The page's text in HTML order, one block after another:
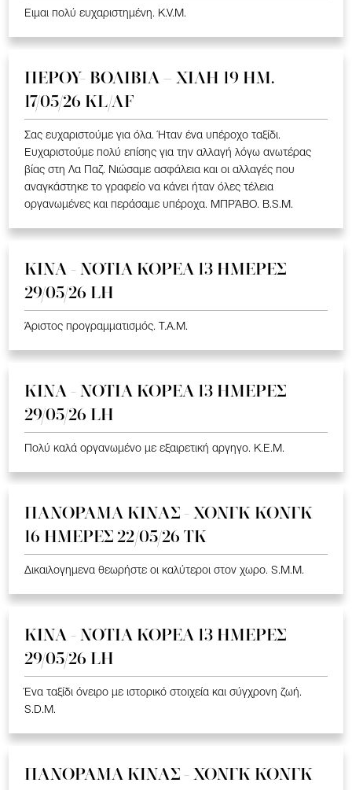
Ειμαι πολύ ευχαριστημένη. K.V.M.
ΠΕΡΟΥ- ΒΟΛΙΒΙΑ – ΧΙΛΗ 19 HM.
17/05/26 KL/AF
Σας ευχαριστούμε για όλα. Ήταν ένα υπέροχο ταξίδι.
Ευχαριστούμε πολύ επίσης για την αλλαγή λόγω ανωτέρας
βίας στη Λα Παζ. Νιώσαμε ασφάλεια και οι αλλαγές που
αναγκάστηκε το γραφείο να κάνει ήταν όλες τέλεια
οργανωμένες και περάσαμε υπέροχα. ΜΠΡΆΒΟ. B.S.M.
ΚΙΝΑ - ΝΟΤΙΑ ΚΟΡΕΑ 13 ΗΜΕΡΕΣ
29/05/26 LH
Άριστος προγραμματισμός. T.A.M.
ΚΙΝΑ - ΝΟΤΙΑ ΚΟΡΕΑ 13 ΗΜΕΡΕΣ
29/05/26 LH
Πολύ καλά οργανωμένο με εξαιρετική αργηγο. K.E.M.
ΠΑΝΟΡΑΜΑ ΚΙΝΑΣ - ΧΟΝΓΚ ΚΟΝΓΚ
16 ΗΜΕΡΕΣ 22/05/26 TK
Δικαιλογημενα θεωρήστε οι καλύτεροι στον χωρο. S.M.M.
ΚΙΝΑ - ΝΟΤΙΑ ΚΟΡΕΑ 13 ΗΜΕΡΕΣ
29/05/26 LH
Ένα ταξίδι όνειρο με ιστορικό στοιχεία και σύγχρονη ζωή.
S.D.M.
ΠΑΝΟΡΑΜΑ ΚΙΝΑΣ - ΧΟΝΓΚ ΚΟΝΓΚ